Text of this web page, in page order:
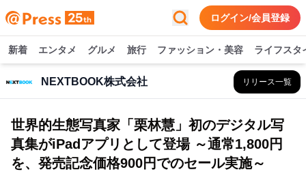
ログイン/会員登録
新着 エンタメ グルメ 旅行 ファッション・美容 ライフスタ
NEXTBOOK株式会社 リリース一覧
世界的生態写真家「栗林慧」初のデジタル写
真集がiPadアプリとして登場 ～通常1,800円
を、発売記念価格900円でのセール実施～